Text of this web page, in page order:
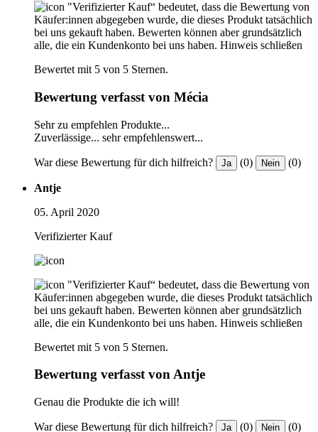
"Verifizierter Kauf“ bedeutet, dass die Bewertung von
Käufer:innen abgegeben wurde, die dieses Produkt tatsächlich
bei uns gekauft haben. Bewerten können aber grundsätzlich
alle, die ein Kundenkonto bei uns haben. Hinweis schließen
Bewertet mit 5 von 5 Sternen.
Bewertung verfasst von Mécia
Sehr zu empfehlen Produkte...
Zuverlässige... sehr empfehlenswert...
War diese Bewertung für dich hilfreich? Ja (0) Nein (0)
Antje
05. April 2020
Verifizierter Kauf
"Verifizierter Kauf“ bedeutet, dass die Bewertung von
Käufer:innen abgegeben wurde, die dieses Produkt tatsächlich
bei uns gekauft haben. Bewerten können aber grundsätzlich
alle, die ein Kundenkonto bei uns haben. Hinweis schließen
Bewertet mit 5 von 5 Sternen.
Bewertung verfasst von Antje
Genau die Produkte die ich will!
War diese Bewertung für dich hilfreich? Ja (0) Nein (0)